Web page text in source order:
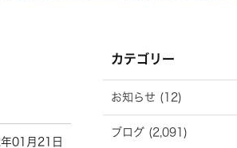
01月21日
カテゴリー
お知らせ (12)
ブログ (2,091)